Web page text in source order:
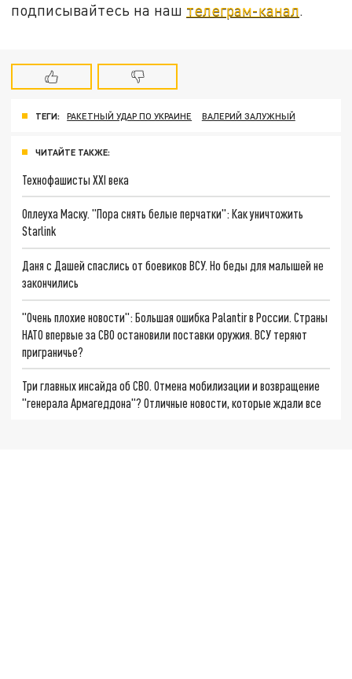
подписывайтесь на наш телеграм-канал.
ТЕГИ: РАКЕТНЫЙ УДАР ПО УКРАИНЕ ВАЛЕРИЙ ЗАЛУЖНЫЙ
ЧИТАЙТЕ ТАКЖЕ:
Технофашисты XXI века
Оплеуха Маску. "Пора снять белые перчатки": Как уничтожить
Starlink
Даня с Дашей спаслись от боевиков ВСУ. Но беды для малышей не
закончились
"Очень плохие новости": Большая ошибка Palantir в России. Страны
НАТО впервые за СВО остановили поставки оружия. ВСУ теряют
приграничье?
Три главных инсайда об СВО. Отмена мобилизации и возвращение
"генерала Армагеддона"? Отличные новости, которые ждали все